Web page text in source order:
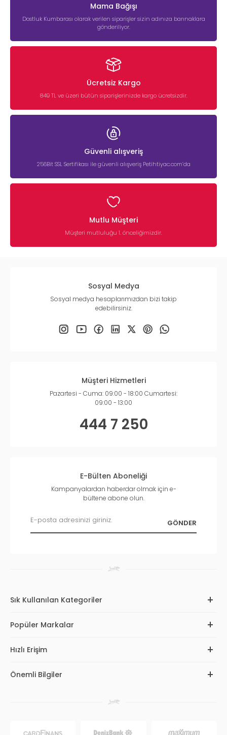
Mama Bağışı
Dostluk Kumbarası olarak verilen siparişler sizin adınıza barınaklara
gönderiliyor.
Ücretsiz Kargo
849 TL ve üzeri bütün siparişlerinizde kargo ücretsizdir.
Güvenli alışveriş
256Bit SSL Sertifikası ile güvenli alışveriş Petihtiyac.com’da
Mutlu Müşteri
Müşteri mutluluğu 1. önceliğimizdir.
Sosyal Medya
Sosyal medya hesaplarımızdan bizi takip
edebilirsiniz.
Müşteri Hizmetleri
Pazartesi - Cuma: 09:00 - 18:00 Cumartesi:
09:00 - 13:00
444 7 250
E-Bülten Aboneliği
Kampanyalardan haberdar olmak için e-
bültene abone olun.
Sık Kullanılan Kategoriler
Popüler Markalar
Hızlı Erişim
Önemli Bilgiler